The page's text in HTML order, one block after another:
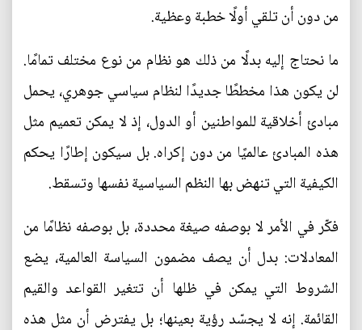
من دون أن تلقي أولًا خطبة وعظية.
ما نحتاج إليه بدلًا من ذلك هو نظام من نوع مختلف تمامًا.
لن يكون هذا مخططًا جديدًا لنظام سياسي جوهري، يحمل
مبادئ أخلاقية للمواطنين أو الدول، إذ لا يمكن تعميم مثل
هذه المبادئ عالميًا من دون إكراه. بل سيكون إطارًا يحكم
الكيفية التي تنهض بها النظم السياسية نفسها وتسقط.
فكّر في الأمر لا بوصفه صيغة محددة، بل بوصفه نظامًا من
المعادلات: بدل أن يصف مضمون السياسة العالمية، يضع
الشروط التي يمكن في ظلها أن تتغير القواعد والقيم
القائمة. إنه لا يجسّد رؤية بعينها؛ بل يفترض أن مثل هذه